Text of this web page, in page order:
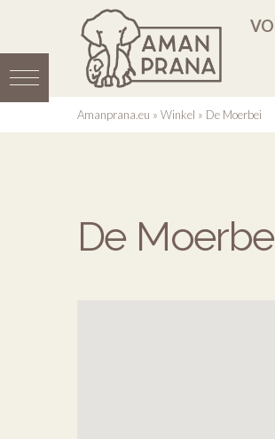
Amanprana.eu » Winkel » De Moerbei
De